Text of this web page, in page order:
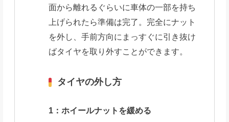
面から離れるぐらいに車体の一部を持ち
上げられたら準備は完了。完全にナット
を外し、手前方向にまっすぐに引き抜け
ばタイヤを取り外すことができます。
タイヤの外し方
1：ホイールナットを緩める